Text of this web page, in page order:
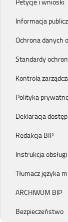
Informacja
Ochrona danych
Standardy
Kontrola
Polityka
Deklaracja
Redakcja BIP
Instrukcja obsługi
Tłumacz języka
ARCHIWUM BIP
Bezpieczeństwo